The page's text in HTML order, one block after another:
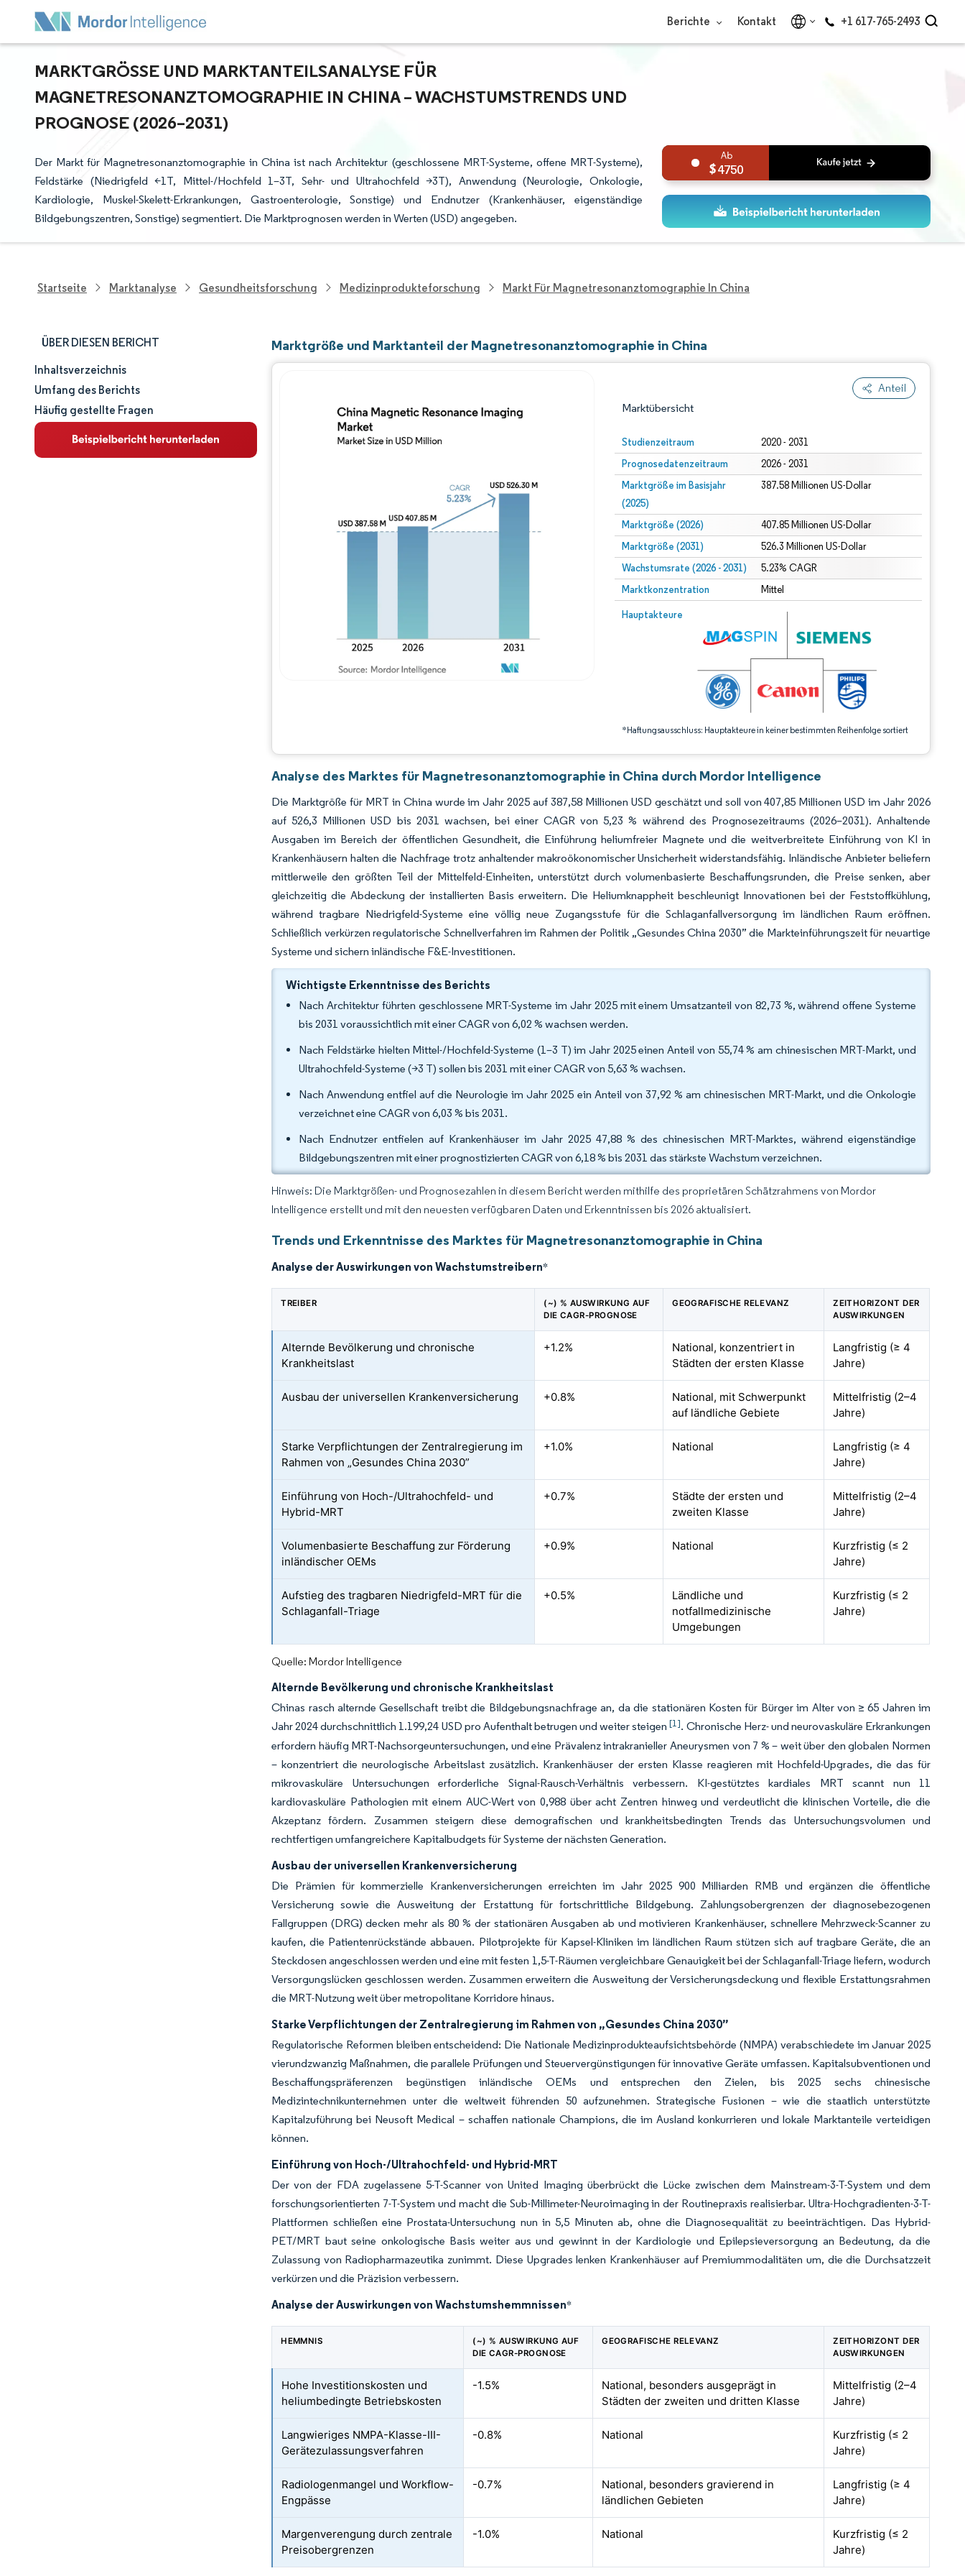
Berichte Kontakt +1 617-765-2493
MARKTGRÖSSE UND MARKTANTEILSANALYSE FÜR M
AGNETRESONANZTOMOGRAPHIE IN CHINA – WACHSTUMSTRENDS UND P
ROGNOSE (2026–2031)
Der Markt für Magnetresonanztomographie in China ist nach Architektur (geschlossene MRT-Systeme, offene MRT-Systeme),
Feldstärke (Niedrigfeld <1T, Mittel-/Hochfeld 1–3T, Sehr- und Ultrahochfeld >3T), Anwendung (Neurologie, Onkologie,
Kardiologie, Muskel-Skelett-Erkrankungen, Gastroenterologie, Sonstige) und Endnutzer (Krankenhäuser, eigenständige
Bildgebungszentren, Sonstige) segmentiert. Die Marktprognosen werden in Werten (USD) angegeben.
4750
Startseite Marktanalyse Gesundheitsforschung Medizinprodukteforschung Markt Für Magnetresonanztomographie In China
ÜBER DIESEN BERICHT
Marktgröße und -anteil
Marktanalyse
Trends und Einblicke
Inhaltsverzeichnis
Umfang des Berichts
Häufig gestellte Fragen
Marktgröße und Marktanteil der Magnetresonanztomographie in China
Anteil
Marktübersicht
Studienzeitraum 2020 - 2031
Prognosedatenzeitraum 2026 - 2031
Marktgröße im Basisjahr
(2025)
387.58 Millionen US-Dollar
Marktgröße (2026) 407.85 Millionen US-Dollar
Marktgröße (2031) 526.3 Millionen US-Dollar
Wachstumsrate (2026 - 2031) 5.23% CAGR
Marktkonzentration Mittel
Hauptakteure
*Haftungsausschluss: Hauptakteure in keiner bestimmten Reihenfolge sortiert
Bild © Mordor Intelligence. Wiederverwendung erfordert Namensnennung gemäß CC BY 4.0.
Bild © Mordor Intelligence. Wiederverwendung erfordert Namensnennung gemäß CC BY 4.0.
Analyse des Marktes für Magnetresonanztomographie in China durch Mordor Intelligence
Die Marktgröße für MRT in China wurde im Jahr 2025 auf 387,58 Millionen USD geschätzt und soll von 407,85 Millionen USD im Jahr 2026
auf 526,3 Millionen USD bis 2031 wachsen, bei einer CAGR von 5,23 % während des Prognosezeitraums (2026–2031). Anhaltende
Ausgaben im Bereich der öffentlichen Gesundheit, die Einführung heliumfreier Magnete und die weitverbreitete Einführung von KI in
Krankenhäusern halten die Nachfrage trotz anhaltender makroökonomischer Unsicherheit widerstandsfähig. Inländische Anbieter beliefern
mittlerweile den größten Teil der Mittelfeld-Einheiten, unterstützt durch volumenbasierte Beschaffungsrunden, die Preise senken, aber
gleichzeitig die Abdeckung der installierten Basis erweitern. Die Heliumknappheit beschleunigt Innovationen bei der Feststoffkühlung,
während tragbare Niedrigfeld-Systeme eine völlig neue Zugangsstufe für die Schlaganfallversorgung im ländlichen Raum eröffnen.
Schließlich verkürzen regulatorische Schnellverfahren im Rahmen der Politik „Gesundes China 2030” die Markteinführungszeit für neuartige
Systeme und sichern inländische F&E-Investitionen.
Wichtigste Erkenntnisse des Berichts
Nach Architektur führten geschlossene MRT-Systeme im Jahr 2025 mit einem Umsatzanteil von 82,73 %, während offene Systeme
bis 2031 voraussichtlich mit einer CAGR von 6,02 % wachsen werden.
Nach Feldstärke hielten Mittel-/Hochfeld-Systeme (1–3 T) im Jahr 2025 einen Anteil von 55,74 % am chinesischen MRT-Markt, und
Ultrahochfeld-Systeme (>3 T) sollen bis 2031 mit einer CAGR von 5,63 % wachsen.
Nach Anwendung entfiel auf die Neurologie im Jahr 2025 ein Anteil von 37,92 % am chinesischen MRT-Markt, und die Onkologie
verzeichnet eine CAGR von 6,03 % bis 2031.
Nach Endnutzer entfielen auf Krankenhäuser im Jahr 2025 47,88 % des chinesischen MRT-Marktes, während eigenständige
Bildgebungszentren mit einer prognostizierten CAGR von 6,18 % bis 2031 das stärkste Wachstum verzeichnen.
Hinweis: Die Marktgrößen- und Prognosezahlen in diesem Bericht werden mithilfe des proprietären Schätzrahmens von Mordor
Intelligence erstellt und mit den neuesten verfügbaren Daten und Erkenntnissen bis 2026 aktualisiert.
Trends und Erkenntnisse des Marktes für Magnetresonanztomographie in China
Analyse der Auswirkungen von Wachstumstreibern*
TREIBER
(~) % AUSWIRKUNG AUF
DIE CAGR-PROGNOSE
GEOGRAFISCHE RELEVANZ
ZEITHORIZONT DER
AUSWIRKUNGEN
Alternde Bevölkerung und chronische
Krankheitslast
+1.2%
National, konzentriert in
Städten der ersten Klasse
Langfristig (≥ 4
Jahre)
Ausbau der universellen Krankenversicherung +0.8%
National, mit Schwerpunkt
auf ländliche Gebiete
Mittelfristig (2–4
Jahre)
Starke Verpflichtungen der Zentralregierung im
Rahmen von „Gesundes China 2030”
+1.0% National
Langfristig (≥ 4
Jahre)
Einführung von Hoch-/Ultrahochfeld- und
Hybrid-MRT
+0.7%
Städte der ersten und
zweiten Klasse
Mittelfristig (2–4
Jahre)
Volumenbasierte Beschaffung zur Förderung
inländischer OEMs
+0.9% National
Kurzfristig (≤ 2
Jahre)
Aufstieg des tragbaren Niedrigfeld-MRT für die
Schlaganfall-Triage
+0.5%
Ländliche und
notfallmedizinische
Umgebungen
Kurzfristig (≤ 2
Jahre)
Quelle: Mordor Intelligence
Alternde Bevölkerung und chronische Krankheitslast
Chinas rasch alternde Gesellschaft treibt die Bildgebungsnachfrage an, da die stationären Kosten für Bürger im Alter von ≥ 65 Jahren im
Jahr 2024 durchschnittlich 1.199,24 USD pro Aufenthalt betrugen und weiter steigen[1]. Chronische Herz- und neurovaskuläre Erkrankungen
erfordern häufig MRT-Nachsorgeuntersuchungen, und eine Prävalenz intrakranieller Aneurysmen von 7 % – weit über den globalen Normen
– konzentriert die neurologische Arbeitslast zusätzlich. Krankenhäuser der ersten Klasse reagieren mit Hochfeld-Upgrades, die das für
mikrovaskuläre Untersuchungen erforderliche Signal-Rausch-Verhältnis verbessern. KI-gestütztes kardiales MRT scannt nun 11
kardiovaskuläre Pathologien mit einem AUC-Wert von 0,988 über acht Zentren hinweg und verdeutlicht die klinischen Vorteile, die die
Akzeptanz fördern. Zusammen steigern diese demografischen und krankheitsbedingten Trends das Untersuchungsvolumen und
rechtfertigen umfangreichere Kapitalbudgets für Systeme der nächsten Generation.
Ausbau der universellen Krankenversicherung
Die Prämien für kommerzielle Krankenversicherungen erreichten im Jahr 2025 900 Milliarden RMB und ergänzen die öffentliche
Versicherung sowie die Ausweitung der Erstattung für fortschrittliche Bildgebung. Zahlungsobergrenzen der diagnosebezogenen
Fallgruppen (DRG) decken mehr als 80 % der stationären Ausgaben ab und motivieren Krankenhäuser, schnellere Mehrzweck-Scanner zu
kaufen, die Patientenrückstände abbauen. Pilotprojekte für Kapsel-Kliniken im ländlichen Raum stützen sich auf tragbare Geräte, die an
Steckdosen angeschlossen werden und eine mit festen 1,5-T-Räumen vergleichbare Genauigkeit bei der Schlaganfall-Triage liefern, wodurch
Versorgungslücken geschlossen werden. Zusammen erweitern die Ausweitung der Versicherungsdeckung und flexible Erstattungsrahmen
die MRT-Nutzung weit über metropolitane Korridore hinaus.
Starke Verpflichtungen der Zentralregierung im Rahmen von „Gesundes China 2030”
Regulatorische Reformen bleiben entscheidend: Die Nationale Medizinprodukteaufsichtsbehörde (NMPA) verabschiedete im Januar 2025
vierundzwanzig Maßnahmen, die parallele Prüfungen und Steuervergünstigungen für innovative Geräte umfassen. Kapitalsubventionen und
Beschaffungspräferenzen begünstigen inländische OEMs und entsprechen den Zielen, bis 2025 sechs chinesische
Medizintechnikunternehmen unter die weltweit führenden 50 aufzunehmen. Strategische Fusionen – wie die staatlich unterstützte
Kapitalzuführung bei Neusoft Medical – schaffen nationale Champions, die im Ausland konkurrieren und lokale Marktanteile verteidigen
können.
Einführung von Hoch-/Ultrahochfeld- und Hybrid-MRT
Der von der FDA zugelassene 5-T-Scanner von United Imaging überbrückt die Lücke zwischen dem Mainstream-3-T-System und dem
forschungsorientierten 7-T-System und macht die Sub-Millimeter-Neuroimaging in der Routinepraxis realisierbar. Ultra-Hochgradienten-3-T-
Plattformen schließen eine Prostata-Untersuchung nun in 5,5 Minuten ab, ohne die Diagnosequalität zu beeinträchtigen. Das Hybrid-
PET/MRT baut seine onkologische Basis weiter aus und gewinnt in der Kardiologie und Epilepsieversorgung an Bedeutung, da die
Zulassung von Radiopharmazeutika zunimmt. Diese Upgrades lenken Krankenhäuser auf Premiummodalitäten um, die die Durchsatzzeit
verkürzen und die Präzision verbessern.
Analyse der Auswirkungen von Wachstumshemmnissen*
HEMMNIS
(~) % AUSWIRKUNG AUF
DIE CAGR-PROGNOSE
GEOGRAFISCHE RELEVANZ
ZEITHORIZONT DER
AUSWIRKUNGEN
Hohe Investitionskosten und
heliumbedingte Betriebskosten
-1.5%
National, besonders ausgeprägt in
Städten der zweiten und dritten Klasse
Mittelfristig (2–4
Jahre)
Langwieriges NMPA-Klasse-III-
Gerätezulassungsverfahren
-0.8% National
Kurzfristig (≤ 2
Jahre)
Radiologenmangel und Workflow-
Engpässe
-0.7%
National, besonders gravierend in
ländlichen Gebieten
Langfristig (≥ 4
Jahre)
Margenverengung durch zentrale
Preisobergrenzen
-1.0% National
Kurzfristig (≤ 2
Jahre)